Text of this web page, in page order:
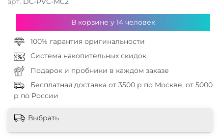
В корзине у 14человек
100% гарантия оригинальности
Система накопительных скидок
Подарок и пробники в каждом заказе
Бесплатная доставка от 3500 р по Москве, от 5000
р по России
Выбрать